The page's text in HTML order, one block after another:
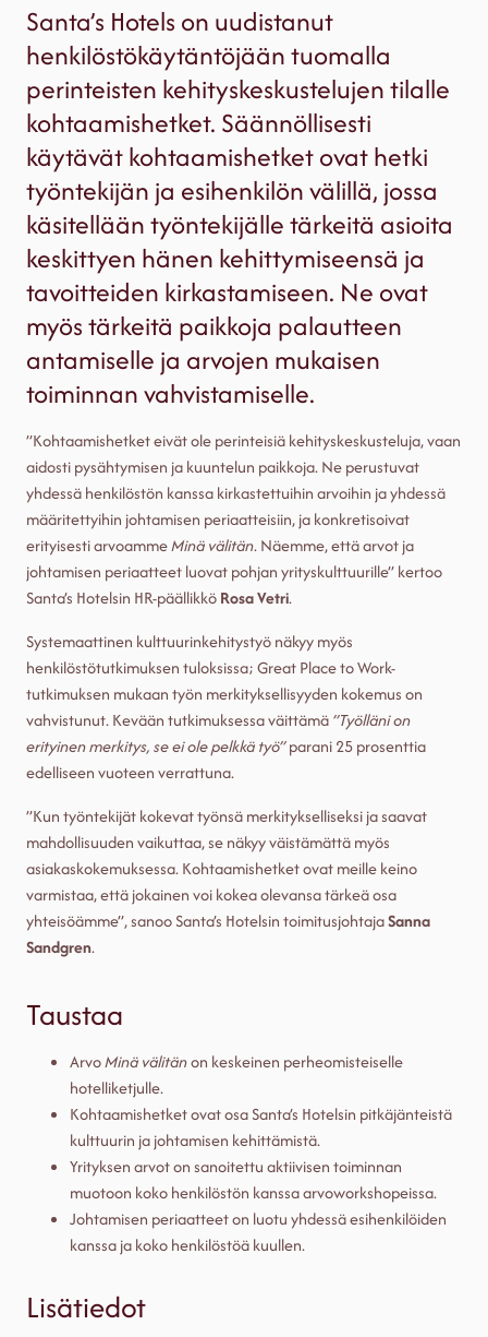
Santa’s Hotels on uudistanut
henkilöstökäytäntöjään tuomalla
perinteisten kehityskeskustelujen tilalle
kohtaamishetket. Säännöllisesti
käytävät kohtaamishetket ovat hetki
työntekijän ja esihenkilön välillä, jossa
käsitellään työntekijälle tärkeitä asioita
keskittyen hänen kehittymiseensä ja
tavoitteiden kirkastamiseen. Ne ovat
myös tärkeitä paikkoja palautteen
antamiselle ja arvojen mukaisen
toiminnan vahvistamiselle.
”Kohtaamishetket eivät ole perinteisiä kehityskeskusteluja, vaan
aidosti pysähtymisen ja kuuntelun paikkoja. Ne perustuvat
yhdessä henkilöstön kanssa kirkastettuihin arvoihin ja yhdessä
määritettyihin johtamisen periaatteisiin, ja konkretisoivat
erityisesti arvoammeMinä välitän. Näemme, että arvot ja
johtamisen periaatteet luovat pohjan yrityskulttuurille” kertoo
Santa’s Hotelsin HR-päällikköRosa Vetri.
Systemaattinen kulttuurinkehitystyö näkyy myös
henkilöstötutkimuksen tuloksissa; Great Place to Work-
tutkimuksen mukaan työn merkityksellisyyden kokemus on
vahvistunut. Kevään tutkimuksessa väittämä”Työlläni on
erityinen merkitys, se ei ole pelkkä työ”parani 25 prosenttia
edelliseen vuoteen verrattuna.
”Kun työntekijät kokevat työnsä merkitykselliseksi ja saavat
mahdollisuuden vaikuttaa, se näkyy väistämättä myös
asiakaskokemuksessa. Kohtaamishetket ovat meille keino
varmistaa, että jokainen voi kokea olevansa tärkeä osa
yhteisöämme”, sanoo Santa’s Hotelsin toimitusjohtajaSanna
Sandgren.
Taustaa
ArvoMinä välitänon keskeinen perheomisteiselle
hotelliketjulle.
Kohtaamishetket ovat osa Santa’s Hotelsin pitkäjänteistä
kulttuurin ja johtamisen kehittämistä.
Yrityksen arvot on sanoitettu aktiivisen toiminnan
muotoon koko henkilöstön kanssa arvoworkshopeissa.
Johtamisen periaatteet on luotu yhdessä esihenkilöiden
kanssa ja koko henkilöstöä kuullen.
Lisätiedot